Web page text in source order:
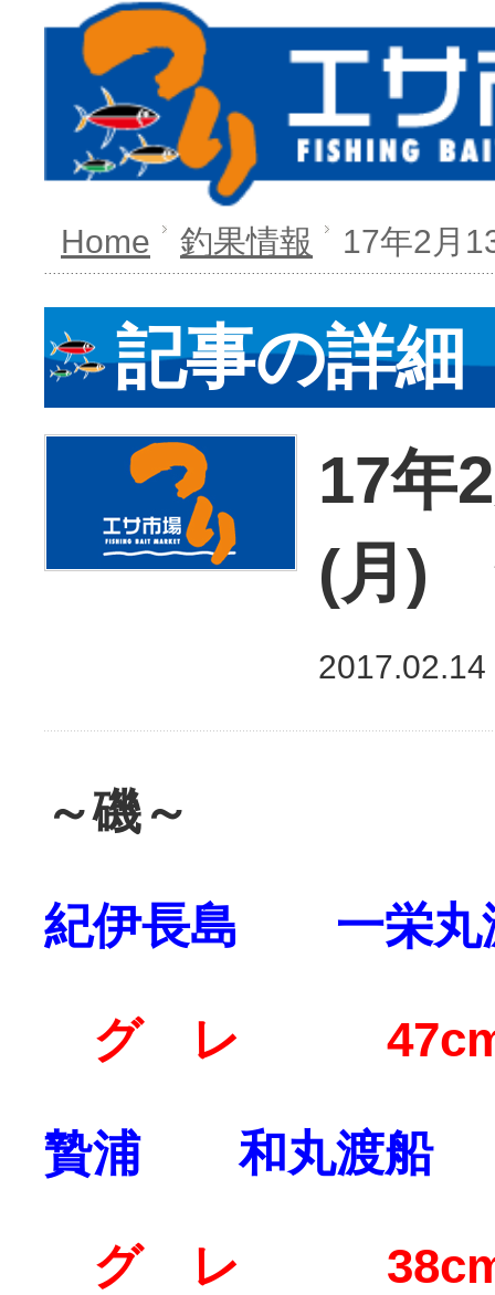
Home 釣果情報 17年2月
記事の詳細
17年
(月)
2017.02.14
～磯～
紀伊長島 一栄丸
グ レ
贄浦 和丸渡船
グ レ